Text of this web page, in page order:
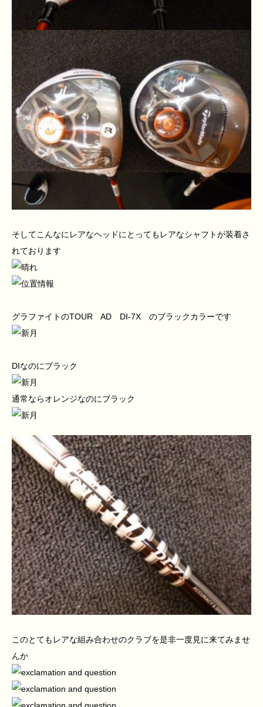
そしてこんなにレアなヘッドにとってもレアなシャフトが装着さ
れております
グラファイトのTOUR AD DI-7X のブラックカラーです
DIなのにブラック
通常ならオレンジなのにブラック
このとてもレアな組み合わせのクラブを是非一度見に来てみませ
んか